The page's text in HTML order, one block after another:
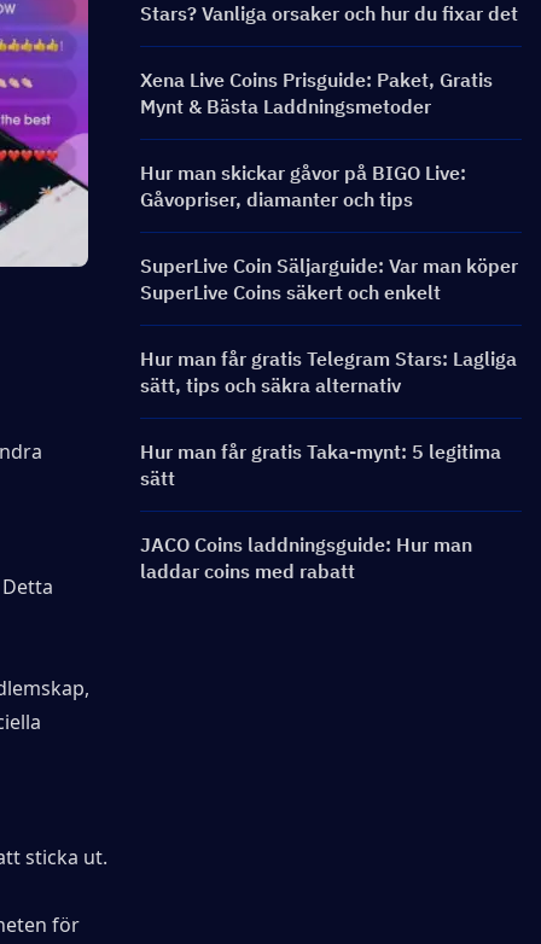
sticka ut.
för
Stars? Vanliga orsaker och hur du fixar det
Xena Live Coins Prisguide: Paket, Gratis
Mynt & Bästa Laddningsmetoder
Hur man skickar gåvor på BIGO Live:
Gåvopriser, diamanter och tips
SuperLive Coin Säljarguide: Var man köper
SuperLive Coins säkert och enkelt
Hur man får gratis Telegram Stars: Lagliga
sätt, tips och säkra alternativ
Hur man får gratis Taka-mynt: 5 legitima
sätt
JACO Coins laddningsguide: Hur man
laddar coins med rabatt